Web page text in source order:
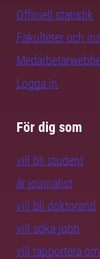
Officiell statistik
Fakulteter och
Logga in
För dig som
vill bli student
är journalist
vill bli doktorand
vill söka jobb
vill rapportera